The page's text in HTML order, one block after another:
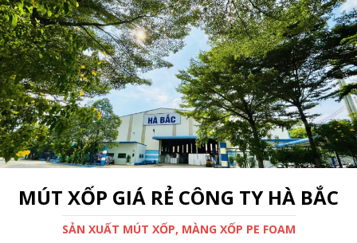
MÚT XỐP GIÁ RẺ CÔNG TY HÀ BẮC
SẢN XUẤT MÚT XỐP, MÀNG XỐP PE FOAM